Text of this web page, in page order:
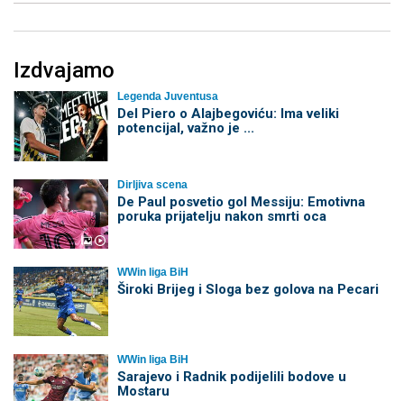
Izdvajamo
Legenda Juventusa
Del Piero o Alajbegoviću: Ima veliki
potencijal, važno je ...
Dirljiva scena
De Paul posvetio gol Messiju: Emotivna
poruka prijatelju nakon smrti oca
WWin liga BiH
Široki Brijeg i Sloga bez golova na Pecari
WWin liga BiH
Sarajevo i Radnik podijelili bodove u
Mostaru